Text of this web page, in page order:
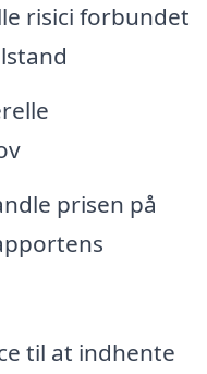
risici forbundet
prisen på
til at indhente